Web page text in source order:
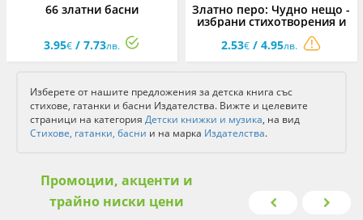
66 златни басни
3.95€ / 7.73лв.
Златно перо: Чудно нещо -
избрани стихотворения и
2.53€ / 4.95лв.
Изберете от нашите предложения за детска книга със
стихове, гатанки и басни Издателства. Вижте и целевите
страници на категория Детски книжки и музика, на вид
Стихове, гатанки, басни и на марка Издателства.
Промоции, акценти и
трайно ниски цени